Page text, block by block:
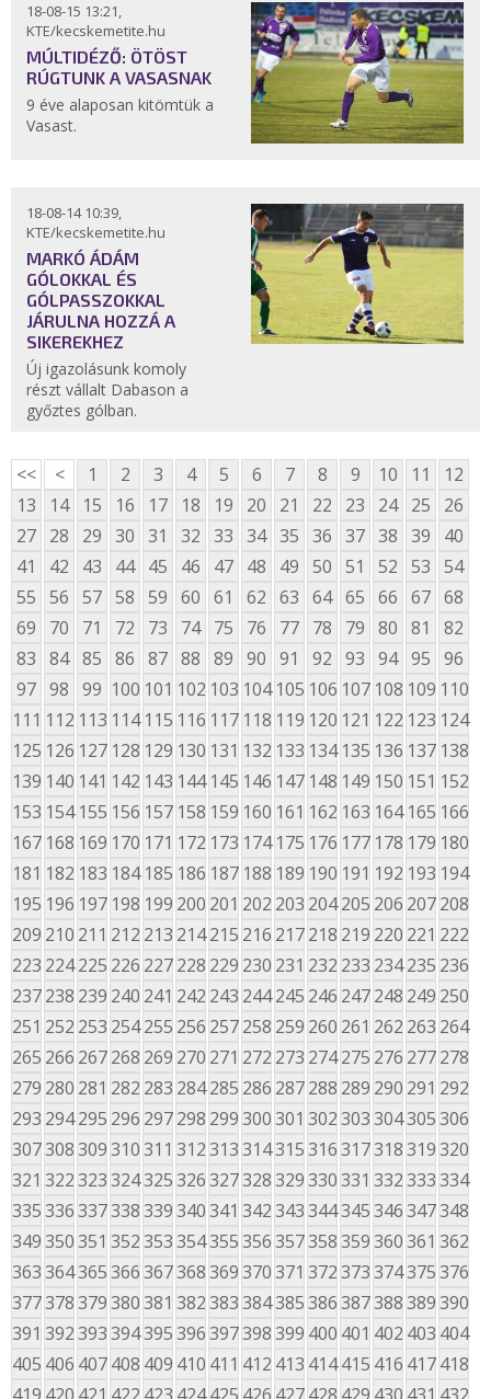
18-08-15 13:21,
KTE/kecskemetite.hu
MÚLTIDÉZŐ: ÖTÖST
RÚGTUNK A VASASNAK
9 éve alaposan kitömtük a
Vasast.
18-08-14 10:39,
KTE/kecskemetite.hu
MARKÓ ÁDÁM
GÓLOKKAL ÉS
GÓLPASSZOKKAL
JÁRULNA HOZZÁ A
SIKEREKHEZ
Új igazolásunk komoly
részt vállalt Dabason a
győztes gólban.
<< < 1 2 3 4 5 6 7 8 9 10 11
12
13
14 15 16 17 18 19 20 21 22 23 24 25
26
27 28 29 30 31 32 33 34 35 36 37 38 39
40
41
42 43 44 45 46 47 48 49 50 51 52 53 54
55 56 57 58 59 60 61 62 63 64 65 66 67 68
69
70 71 72 73 74 75 76 77 78 79 80 81
82
83 84 85 86 87 88 89 90 91 92 93 94 95 96
97 98 99 100 101 102 103 104 105 106 107 108 109 110
111 112 113 114 115 116 117 118 119 120 121 122 123 124
125 126 127 128 129 130 131 132 133 134 135 136 137 138
139 140 141 142 143 144 145 146 147 148 149 150 151 152
153 154 155 156 157 158 159 160 161 162 163 164 165 166
167 168 169 170 171 172 173 174 175 176 177 178 179 180
181 182 183 184 185 186 187 188 189 190 191 192 193 194
195 196 197 198 199 200 201 202 203 204205 206 207208
209 210 211 212 213 214215 216 217218 219 220 221 222
223 224225 226 227228 229 230 231 232 233 234235 236
237238 239 240 241 242 243 244245 246 247248 249 250
251 252 253 254255 256 257258 259 260 261 262 263 264
265 266 267268 269 270 271 272 273 274275 276 277278
279 280 281 282 283 284285 286 287288 289 290 291 292
293 294295 296 297298 299300301 302303304305306
307308309310311 312313314315316317318319320
321 322323324325326327328329330331 332333334
335336337338339340341 342343344345346347348
349350351 352353354355356357358359360361 362
363364365366367368369370371 372373374375376
377378379380381 382383384385386387388389390
391 392393394395396397398399 400 401 402 403 404
405 406 407408 409 410 411 412 413 414415 416 417418